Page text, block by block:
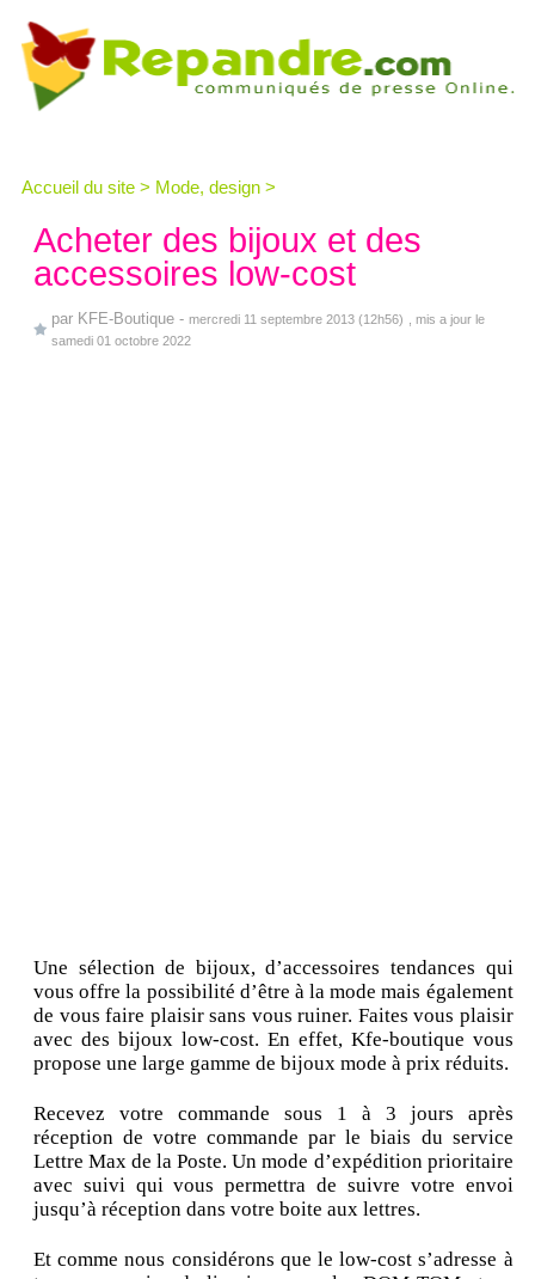
Accueil du site > Mode, design >
Acheter des bijoux et des
accessoires low-cost
par KFE-Boutique - mercredi 11 septembre 2013 (12h56)
, mis a jour le
samedi 01 octobre 2022
Une sélection de bijoux, d’accessoires tendances qui
vous offre la possibilité d’être à la mode mais également
de vous faire plaisir sans vous ruiner. Faites vous plaisir
avec des bijoux low-cost. En effet, Kfe-boutique vous
propose une large gamme de bijoux mode à prix réduits.
Recevez votre commande sous 1 à 3 jours après
réception de votre commande par le biais du service
Lettre Max de la Poste. Un mode d’expédition prioritaire
avec suivi qui vous permettra de suivre votre envoi
jusqu’à réception dans votre boite aux lettres.
Et comme nous considérons que le low-cost s’adresse à